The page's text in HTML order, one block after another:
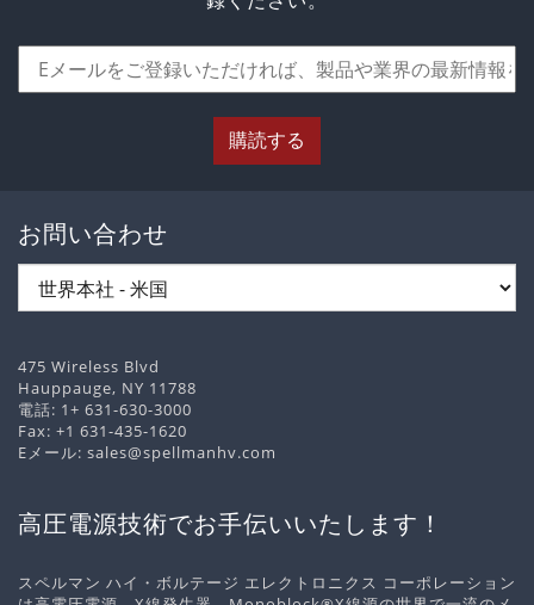
購読する
お問い合わせ
475 Wireless Blvd
Hauppauge, NY 11788
電話: 1+ 631-630-3000
Fax: +1 631-435-1620
Eメール: sales@spellmanhv.com
高圧電源技術でお手伝いいたします！
スペルマン ハイ・ボルテージ エレクトロニクス コーポレーション